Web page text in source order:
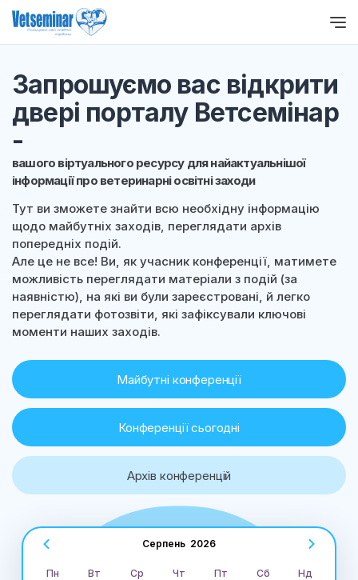
Запрошуємо вас відкрити
двері порталу Ветсемінар
-
вашого віртуального ресурсу для найактуальнішої
інформації про ветеринарні освітні заходи
Тут ви зможете знайти всю необхідну інформацію
щодо майбутніх заходів, переглядати архів
попередніх подій.
Але це не все! Ви, як учасник конференції, матимете
можливість переглядати матеріали з подій (за
наявністю), на які ви були зареєстровані, й легко
переглядати фотозвіти, які зафіксували ключові
моменти наших заходів.
Майбутні конференції
Конференції сьогодні
Архів конференцій
Серпень 2026
Пн Вт Ср Чт Пт Сб Нд